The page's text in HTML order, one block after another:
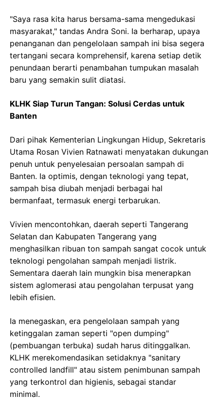
"Saya rasa kita harus bersama-sama mengedukasi
masyarakat," tandas Andra Soni. Ia berharap, upaya
penanganan dan pengelolaan sampah ini bisa segera
tertangani secara komprehensif, karena setiap detik
penundaan berarti penambahan tumpukan masalah
baru yang semakin sulit diatasi.
KLHK Siap Turun Tangan: Solusi Cerdas untuk
Banten
Dari pihak Kementerian Lingkungan Hidup, Sekretaris
Utama Rosan Vivien Ratnawati menyatakan dukungan
penuh untuk penyelesaian persoalan sampah di
Banten. Ia optimis, dengan teknologi yang tepat,
sampah bisa diubah menjadi berbagai hal
bermanfaat, termasuk energi terbarukan.
Vivien mencontohkan, daerah seperti Tangerang
Selatan dan Kabupaten Tangerang yang
menghasilkan ribuan ton sampah sangat cocok untuk
teknologi pengolahan sampah menjadi listrik.
Sementara daerah lain mungkin bisa menerapkan
sistem aglomerasi atau pengolahan terpusat yang
lebih efisien.
Ia menegaskan, era pengelolaan sampah yang
ketinggalan zaman seperti "open dumping"
(pembuangan terbuka) sudah harus ditinggalkan.
KLHK merekomendasikan setidaknya "sanitary
controlled landfill" atau sistem penimbunan sampah
yang terkontrol dan higienis, sebagai standar
minimal.